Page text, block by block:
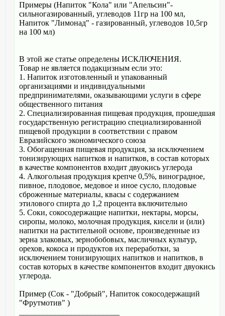
Примеры (Напиток "Кола" или "Апельсин"-
сильногазированный, углеводов 11гр на 100 мл,
Напиток "Лимонад" - газированный, углеводов 10,5гр
на 100 мл)
В этой же статье определены ИСКЛЮЧЕНИЯ.
Товар не является подакцизным если это:
1. Напиток изготовленный и упакованный
организациями и индивидуальными
предпринимателями, оказывающими услуги в сфере
общественного питания
2. Специализированная пищевая продукция, прошедшая
государственную регистрацию специализированной
пищевой продукции в соответствии с правом
Евразийского экономического союза
3. Обогащенная пищевая продукция, за исключением
тонизирующих напитков и напитков, в состав которых
в качестве компонентов входит двуокись углерода
4. Алкогольная продукция крепче 0,5%, виноградное,
пивное, плодовое, медовое и иное сусло, плодовые
сброженные материалы, квасы с содержанием
этилового спирта до 1,2 процента включительно
5. Соки, сокосодержащие напитки, нектары, морсы,
сиропы, молоко, молочная продукция, кисели и (или)
напитки на растительной основе, произведенные из
зерна злаковых, зернобобовых, масличных культур,
орехов, кокоса и продуктов их переработки, за
исключением тонизирующих напитков и напитков, в
состав которых в качестве компонентов входит двуокись
углерода.
Пример (Сок - "Добрый", Напиток сокосодержащий
"Фрутмотив" )